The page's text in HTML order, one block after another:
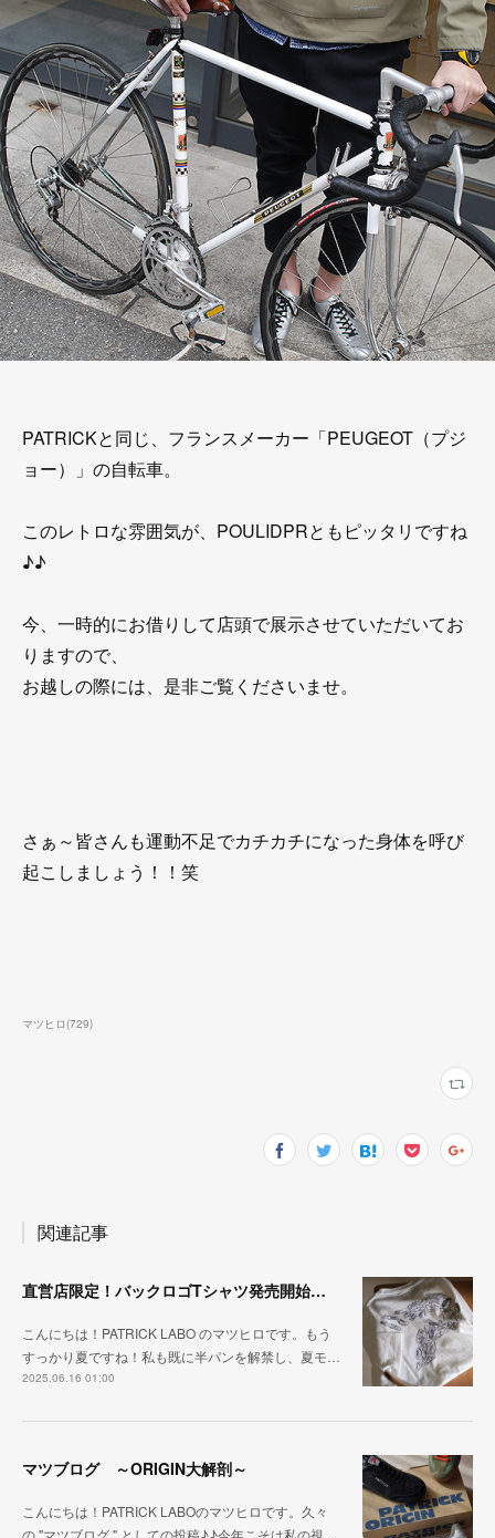
PATRICKと同じ、フランスメーカー「PEUGEOT（プジ
ョー）」の自転車。
このレトロな雰囲気が、POULIDPRともピッタリですね
♪♪
今、一時的にお借りして店頭で展示させていただいてお
りますので、
お越しの際には、是非ご覧くださいませ。
さぁ～皆さんも運動不足でカチカチになった身体を呼び
起こしましょう！！笑
マツヒロ(729)
関連記事
直営店限定！バックロゴTシャツ発売開始！！
こんにちは！PATRICK LABO のマツヒロです。もう
すっかり夏ですね！私も既に半パンを解禁し、夏モ…
2025.06.16 01:00
マツブログ ～ORIGIN大解剖～
こんにちは！PATRICK LABOのマツヒロです。久々
の "マツブログ " としての投稿♪♪今年こそは私の視…